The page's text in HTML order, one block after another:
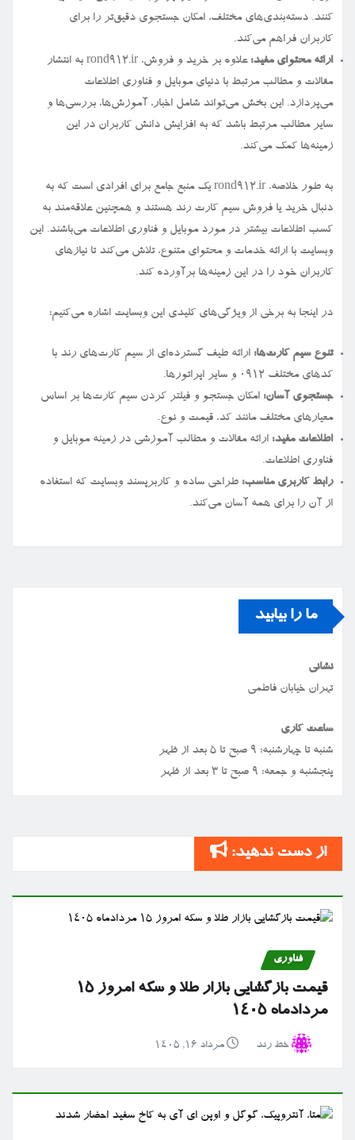
کنند. دسته‌بندی‌های مختلف، امکان جستجوی دقیق‌تر را برای
کاربران فراهم می‌کند.
ارائه محتوای مفید:
علاوه بر خرید و فروش، rond912.ir به انتشار
مقالات و مطالب مرتبط با دنیای موبایل و فناوری اطلاعات
می‌پردازد. این بخش می‌تواند شامل اخبار، آموزش‌ها، بررسی‌ها و
سایر مطالب مرتبط باشد که به افزایش دانش کاربران در این
زمینه‌ها کمک می‌کند.
به طور خلاصه، rond912.ir یک منبع جامع برای افرادی است که به
دنبال خرید یا فروش سیم کارت رند هستند و همچنین علاقه‌مند به
کسب اطلاعات بیشتر در مورد موبایل و فناوری اطلاعات می‌باشند. این
وبسایت با ارائه خدمات و محتوای متنوع، تلاش می‌کند تا نیازهای
کاربران خود را در این زمینه‌ها برآورده کند.
در اینجا به برخی از ویژگی‌های کلیدی این وبسایت اشاره می‌کنیم:
تنوع سیم کارت‌ها: ارائه طیف گسترده‌ای از سیم کارت‌های رند با
کدهای مختلف ۰۹۱۲ و سایر اپراتورها.
جستجوی آسان: امکان جستجو و فیلتر کردن سیم کارت‌ها بر اساس
معیارهای مختلف مانند کد، قیمت و نوع.
اطلاعات مفید: ارائه مقالات و مطالب آموزشی در زمینه موبایل و
فناوری اطلاعات.
رابط کاربری مناسب: طراحی ساده و کاربرپسند وبسایت که استفاده
از آن را برای همه آسان می‌کند.
ما را بیابید
نشانی
تهران خیابان فاطمی
ساعت کاری
شنبه تا چهارشنبه: ۹ صبح تا ۵ بعد از ظهر
پنجشنبه و جمعه: ۹ صبح تا ۳ بعد از ظهر
از دست ندهید:
فناوری
قیمت بازگشایی بازار طلا و سکه امروز ۱۵
مردادماه ۱۴۰۵
خط رند مرداد ۱۶, ۱۴۰۵